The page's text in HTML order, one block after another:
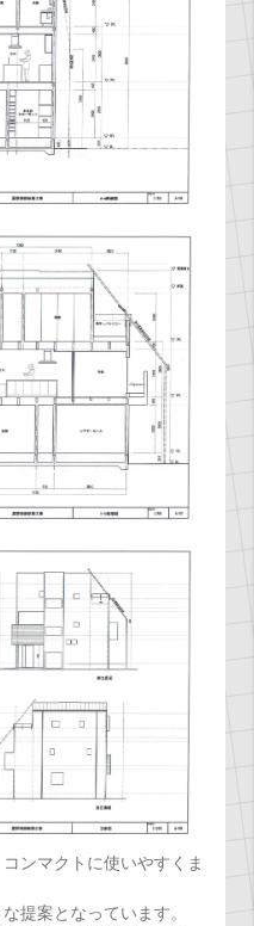
ンマクトに使いやすくま
提案となっています。